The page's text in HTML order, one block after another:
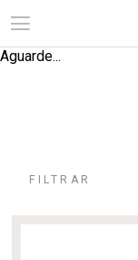
Aguarde...
FILTRAR